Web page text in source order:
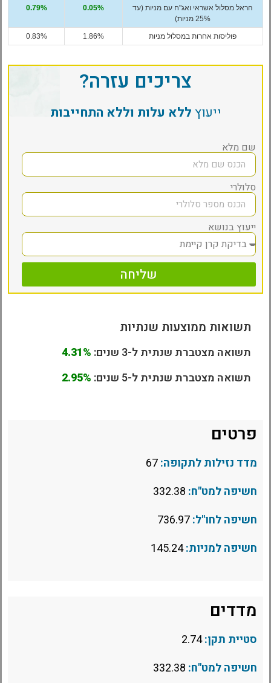
הראל מסלול אשראי ואג"ח עם מניות (עד
25% מניות)
0.05%
0.79%
פוליסות אחרות במסלול מניות 1.86%
0.83%
צריכים עזרה?
ייעוץללא עלות וללא התחייבות
שם מלא
סלולרי
ייעוץ בנושא
שליחה
תשואות ממוצעות שנתיות
תשואה מצטברת שנתית ל-3 שנים:
4.31%
תשואה מצטברת שנתית ל-5 שנים:
2.95%
פרטים
מדד נזילות לתקופה:
חשיפה למט"ח:
חשיפה לחו"ל:
חשיפה למניות:145.24
מדדים
סטיית תקן:2.74
חשיפה למט"ח: